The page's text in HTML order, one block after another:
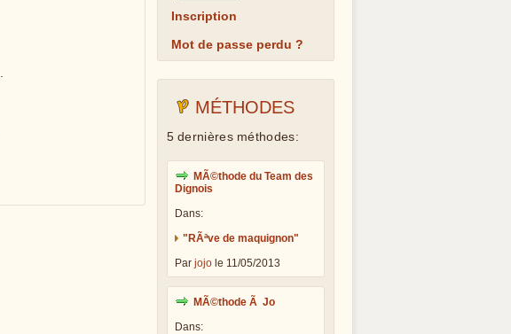
Inscription
Mot de passe perdu ?
MÉTHODES
5 dernières méthodes:
MÃ©thode du Team des
Dignois
Dans:
"RÃªve de maquignon"
Par jojole 11/05/2013
MÃ©thode Ã Jo
Dans: